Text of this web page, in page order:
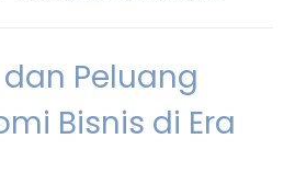
Peluang
Bisnis di Era